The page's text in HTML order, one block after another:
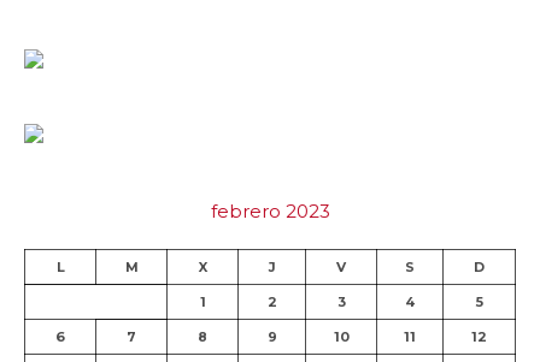
febrero 2023
L M X J V S D
1 2 3 4 5
6 7 8 9 10 11 12